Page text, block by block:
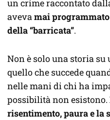
un crime raccontato
avevamai
della “barricata”.
Non è solo una storia su
quello che succede
nelle mani di chi ha
possibilità non esistono.
risentimento, paura e la